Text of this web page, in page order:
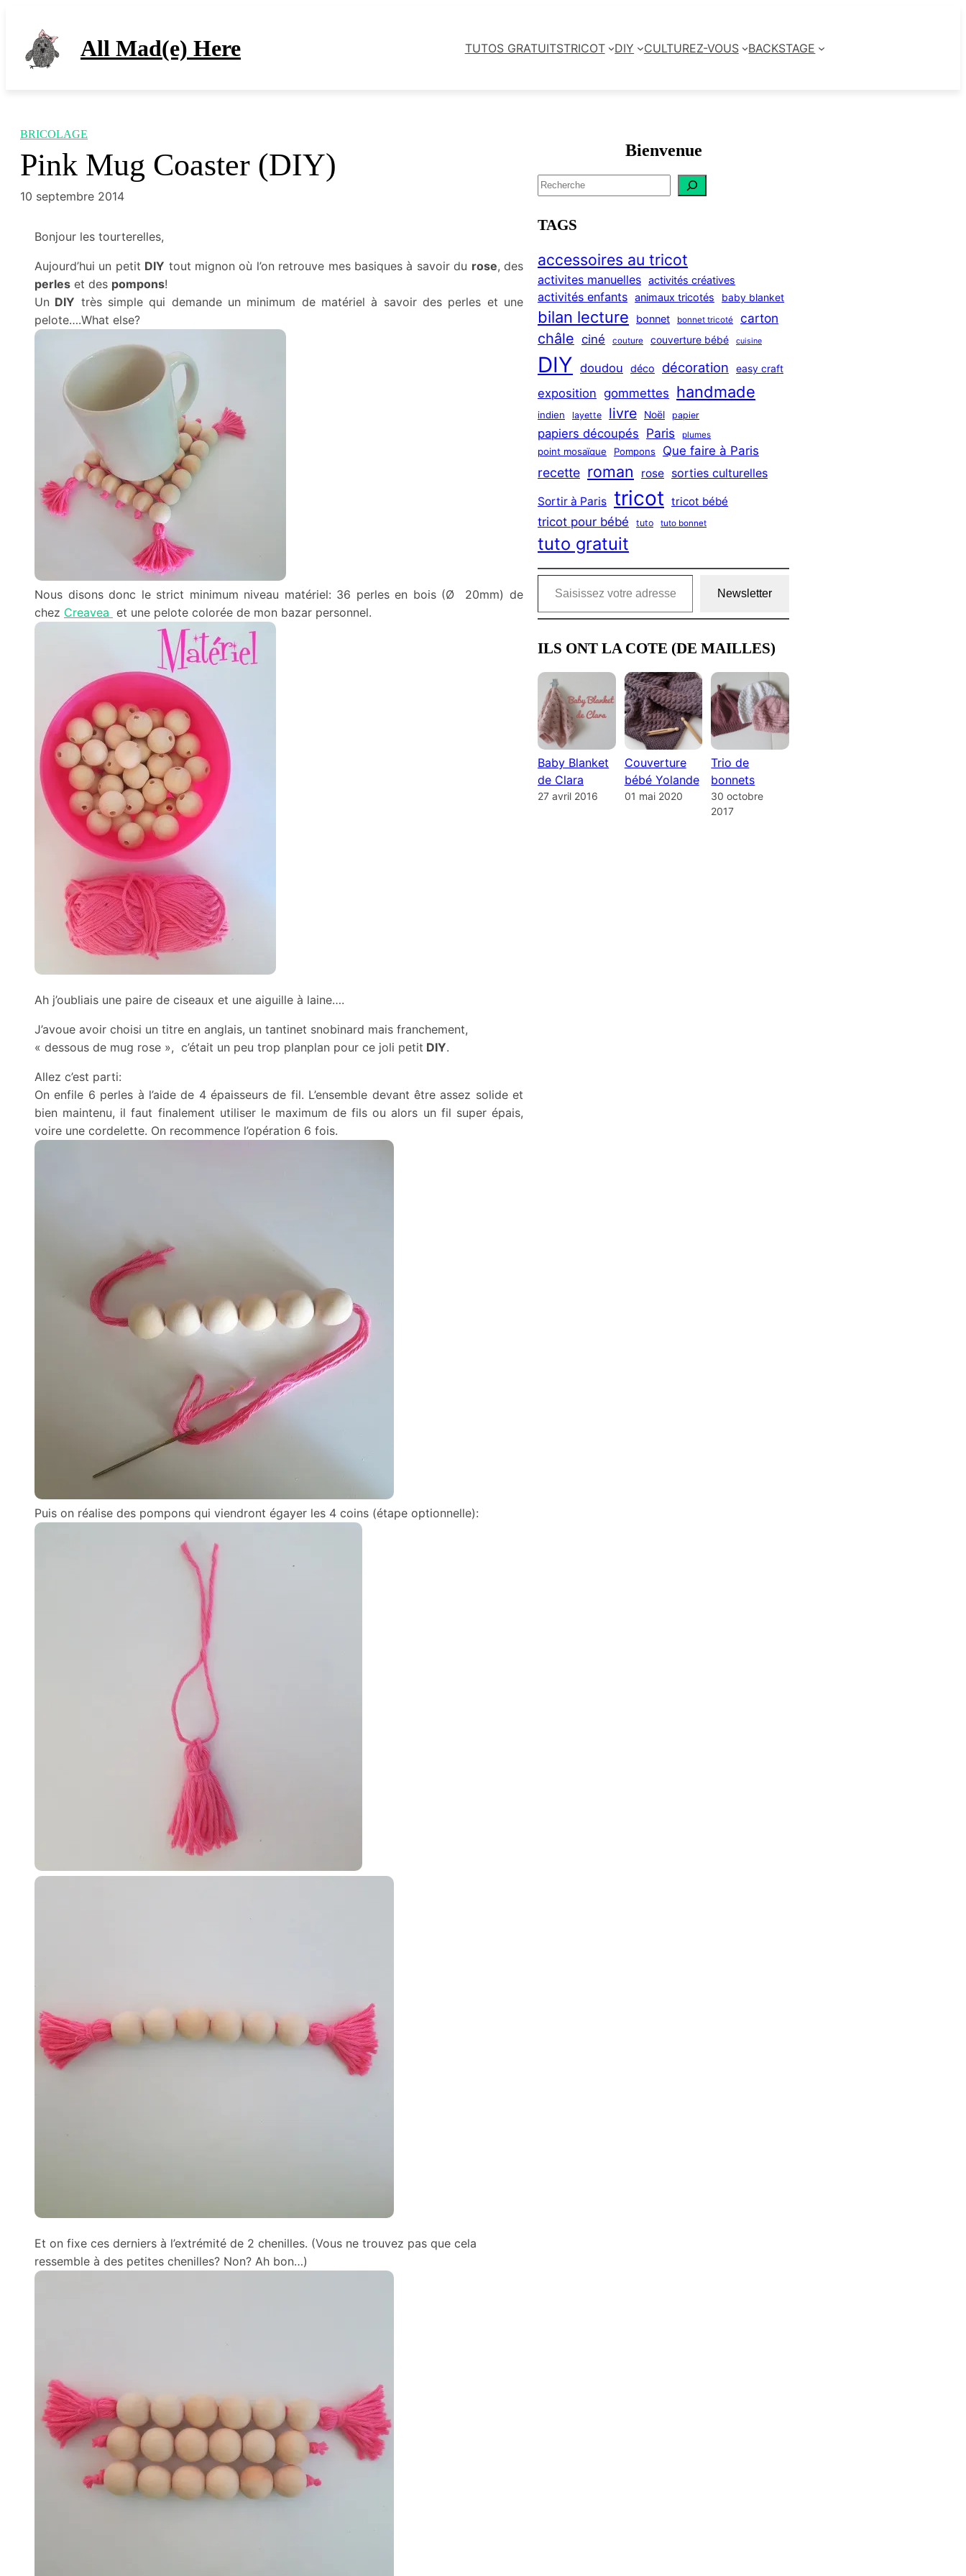
contenu
All Mad(e) Here TUTOS GRATUITSTRICOT DIY CULTUREZ-VOUS BACKSTAGE
BRICOLAGE
Pink Mug Coaster (DIY)
10 septembre 2014
Bonjour les tourterelles,
Aujourd’hui un petit DIY tout mignon où l’on retrouve mes basiques à savoir du rose, des
perles et des pompons!
Un DIY très simple qui demande un minimum de matériel à savoir des perles et une
pelote….What else?
Nous disons donc le strict minimum niveau matériel: 36 perles en bois (Ø 20mm) de
chez Creavea et une pelote colorée de mon bazar personnel.
Ah j’oubliais une paire de ciseaux et une aiguille à laine….
J’avoue avoir choisi un titre en anglais, un tantinet snobinard mais franchement,
« dessous de mug rose », c’était un peu trop planplan pour ce joli petit DIY.
Allez c’est parti:
On enfile 6 perles à l’aide de 4 épaisseurs de fil. L’ensemble devant être assez solide et
bien maintenu, il faut finalement utiliser le maximum de fils ou alors un fil super épais,
voire une cordelette. On recommence l’opération 6 fois.
Puis on réalise des pompons qui viendront égayer les 4 coins (étape optionnelle):
Et on fixe ces derniers à l’extrémité de 2 chenilles. (Vous ne trouvez pas que cela
ressemble à des petites chenilles? Non? Ah bon…)
Bienvenue
S
e
a
r
h
TAGS
accessoires au tricot
activites manuelles activités créatives
activités enfants animaux tricotés baby blanket
bilan lecture bonnet bonnet tricoté carton
châle ciné couture couverture bébé cuisine
DIY doudou déco décoration easy craft
exposition gommettes handmade
indien layette livre Noël papier
papiers découpés Paris plumes
point mosaïque Pompons Que faire à Paris
recette roman rose sorties culturelles
Sortir à Paris tricot tricot bébé
tricot pour bébé tuto tuto bonnet
tuto gratuit
Saisissez votre adresse e-mail…
Newsletter
ILS ONT LA COTE (DE MAILLES)
Baby Blanket
de Clara
27 avril 2016
Couverture
bébé Yolande
01 mai 2020
Trio de
bonnets
30 octobre
2017